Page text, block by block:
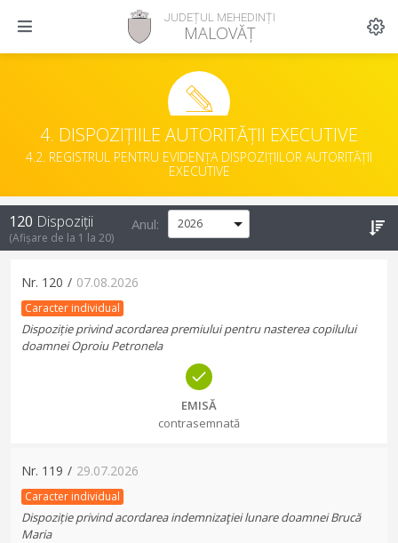
JUDEȚUL MEHEDINȚI
MALOVĂȚ
4. DISPOZIȚIILE AUTORITĂȚII EXECUTIVE
4.2. REGISTRUL PENTRU EVIDENȚA DISPOZIȚIILOR AUTORITĂȚII
EXECUTIVE
120 Dispoziții
(Afișare de la 1 la 20)
Anul:
Nr. 120 / 07.08.2026
Caracter individual
Dispoziție privind acordarea premiului pentru nasterea copilului
doamnei Oproiu Petronela
EMISĂ
contrasemnată
Nr. 119 / 29.07.2026
Caracter individual
Dispoziție privind acordarea indemnizaţiei lunare doamnei Brucă
Maria